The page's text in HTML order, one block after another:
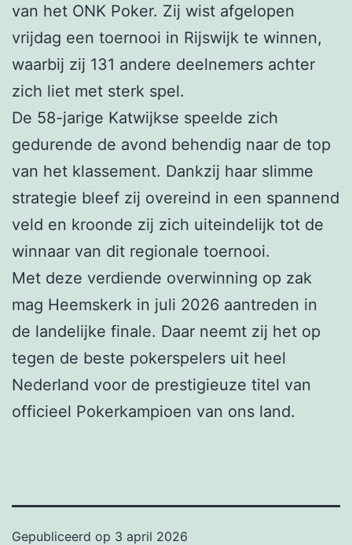
van het ONK Poker. Zij wist afgelopen
vrijdag een toernooi in Rijswijk te winnen,
waarbij zij 131 andere deelnemers achter
zich liet met sterk spel.
De 58-jarige Katwijkse speelde zich
gedurende de avond behendig naar de top
van het klassement. Dankzij haar slimme
strategie bleef zij overeind in een spannend
veld en kroonde zij zich uiteindelijk tot de
winnaar van dit regionale toernooi.
Met deze verdiende overwinning op zak
mag Heemskerk in juli 2026 aantreden in
de landelijke finale. Daar neemt zij het op
tegen de beste pokerspelers uit heel
Nederland voor de prestigieuze titel van
officieel Pokerkampioen van ons land.
Gepubliceerd op 3 april 2026